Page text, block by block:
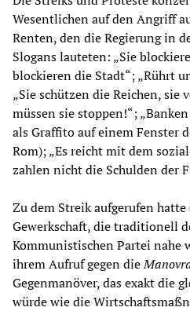
Wesentlichen auf den Angriff
Renten, den die Regierung in
Slogans lauteten: „Sie
blockieren die Stadt“; „Rührt
„Sie schützen die Reichen,
müssen sie stoppen!“;
als Graffito auf einem Fenster
Rom); „Es reicht mit dem
zahlen nicht die Schulden der
Zu dem Streik aufgerufen hatte
Gewerkschaft, die traditionell
Kommunistischen Partei nahe
ihrem Aufruf gegen die
Gegenmanöver, das exakt die
würde wie die